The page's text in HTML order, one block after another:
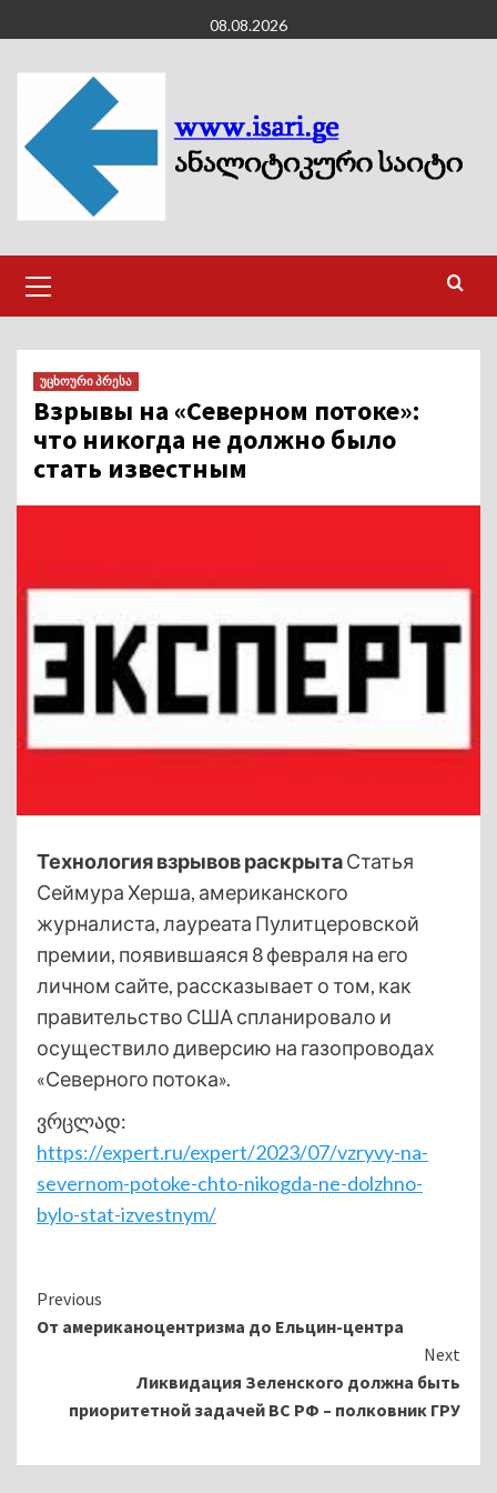
to
content
08.08.2026
Menu
უცხოური პრესა
Взрывы на «Северном потоке»:
что никогда не должно было
стать известным
Технология взрывов раскрытаСтатья
Сеймура Херша, американского
журналиста, лауреата Пулитцеровской
премии, появившаяся 8 февраля на его
личном сайте, рассказывает о том, как
правительство США спланировало и
осуществило диверсию на газопроводах
«Северного потока».
ვრცლად:
https://expert.ru/expert/2023/07/vzryvy-na-
severnom-potoke-chto-nikogda-ne-dolzhno-
bylo-stat-izvestnym/
Continue
Reading
Previous
От американоцентризма до Ельцин-центра
Next
Ликвидация Зеленского должна быть
приоритетной задачей ВС РФ – полковник ГРУ